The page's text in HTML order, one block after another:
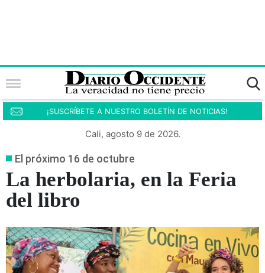
¡SUSCRÍBETE A NUESTRO BOLETÍN DE NOTICIAS!
Cali, agosto 9 de 2026.
El próximo 16 de octubre
La herbolaria, en la Feria
del libro